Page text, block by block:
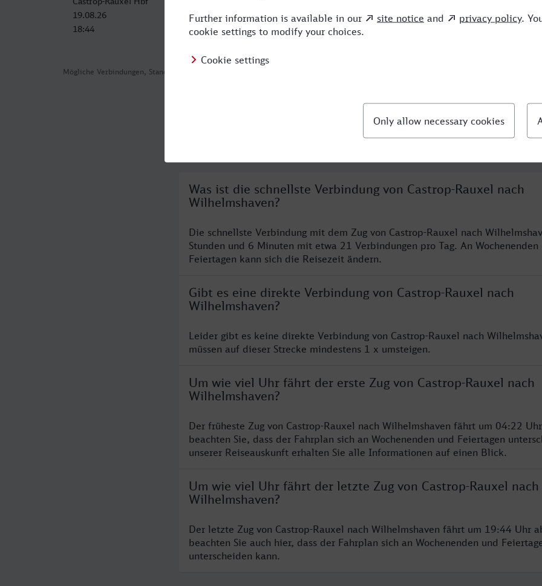
Mögliche Verbindungen, Stand: 2026-08-05 02:17
19.08.26
18:44
20.08.26
00:13
Was ist die schnellste Verbindung von Castrop-Rauxel nach
Wilhelmshaven?
Die schnellste Verbindung mit dem Zug von Castrop-Rauxel nach
Stunden und 6 Minuten mit etwa 21 Verbindungen pro Tag. An Wochenenden
Feiertagen kann sich die Reisezeit ändern.
Gibt es eine direkte Verbindung von Castrop-Rauxel nach
Wilhelmshaven?
Leider gibt es keine direkte Verbindung von Castrop-Rauxel nach
müssen auf dieser Strecke mindestens 1 x umsteigen.
Um wie viel Uhr fährt der erste Zug von Castrop-Rauxel nach
Wilhelmshaven?
Der früheste Zug von Castrop-Rauxel nach Wilhelmshaven fährt um 04:22
beachten Sie, dass der Fahrplan sich an Wochenenden und Feiertagen
unserer Reiseauskunft erhalten Sie alle Informationen auf einen Blick.
Um wie viel Uhr fährt der letzte Zug von Castrop-Rauxel nach
Wilhelmshaven?
Der letzte Zug von Castrop-Rauxel nach Wilhelmshaven fährt um 19:44 Uhr
beachten Sie auch hier, dass der Fahrplan sich an Wochenenden und
unterscheiden kann.